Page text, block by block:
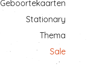
Geboortekaarten
Stationary
Thema
Sale